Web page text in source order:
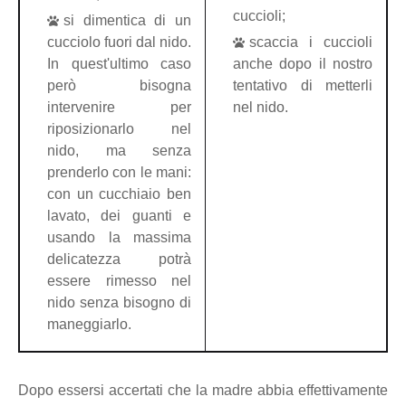
si dimentica di un
cucciolo fuori dal nido.
In quest'ultimo caso
però bisogna
intervenire per
riposizionarlo nel
nido, ma senza
prenderlo con le mani:
con un cucchiaio ben
lavato, dei guanti e
usando la massima
delicatezza potrà
essere rimesso nel
nido senza bisogno di
maneggiarlo.
cuccioli;
scaccia i cuccioli
anche dopo il nostro
tentativo di metterli
nel nido.
Dopo essersi accertati che la madre abbia effettivamente